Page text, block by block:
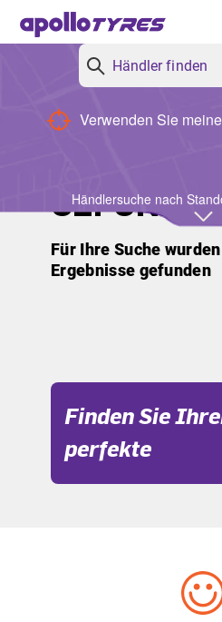
Verwenden Sie
Händlersuche nach
Zurück
KEINE
Für Ihre Suche
Ergebnisse gefunden
Finden Sie
perfekte